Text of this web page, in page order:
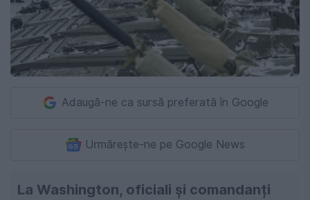
Adaugă-ne ca sursă preferată în Google
Urmărește-ne pe Google News
La Washington, oficiali și comandanți